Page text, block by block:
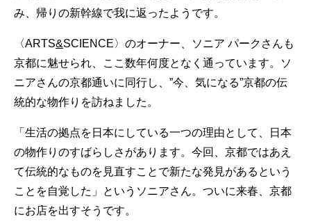
み、帰りの新幹線で我に返ったようです。
〈ARTS&SCIENCE〉のオーナー、ソニア パークさんも
京都に魅せられ、ここ数年何度となく通っています。ソ
ニアさんの京都通いに同行し、”今、気になる”京都の伝
統的な物作りを訪ねました。
「生活の拠点を日本にしている一つの理由として、日本
の物作りのすばらしさがあります。今回、京都ではあえ
て伝統的なものを見直すことで新たな発見があるという
ことを自覚した」というソニアさん。ついに来春、京都
にお店を出すそうです。